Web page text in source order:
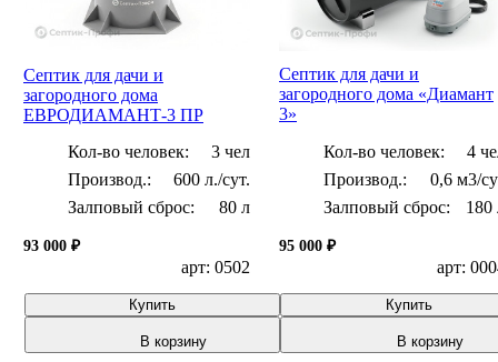
Септик для дачи и
загородного дома
ЕВРОДИАМАНТ-3 ПР
Кол-во человек:
3 чел
600 л./сут.
Залповый сброс:
80 л
93 000 ₽
арт: 0502
Купить
В корзину
Септик для дачи и
загородного дома «Диамант
3»
Кол-во человек:
4
0,6 м3/
Залповый сброс:
180
95 000 ₽
арт:
Купить
В корзину